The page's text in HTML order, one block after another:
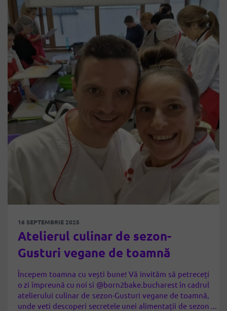
16 SEPTEMBRIE 2025
Atelierul culinar de sezon-
Gusturi vegane de toamnă
Începem toamna cu vești bune! Vă invităm să petreceți
o zi împreună cu noi si @born2bake.bucharest în cadrul
atelierului culinar de sezon-Gusturi vegane de toamnă,
unde veti descoperi secretele unei alimentații de sezon